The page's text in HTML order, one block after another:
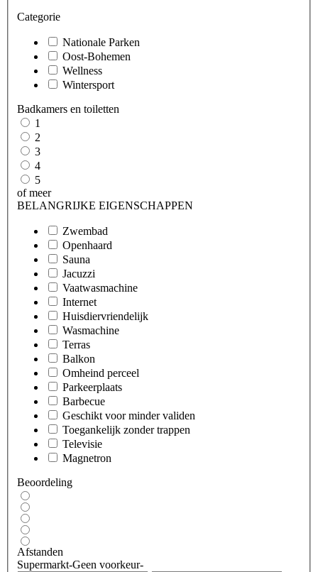
Categorie
Nationale Parken
Oost-Bohemen
Wellness
Wintersport
Badkamers en toiletten
1
2
3
4
5
of meer
BELANGRIJKE EIGENSCHAPPEN
Zwembad
Openhaard
Sauna
Jacuzzi
Vaatwasmachine
Internet
Huisdiervriendelijk
Wasmachine
Terras
Balkon
Omheind perceel
Parkeerplaats
Barbecue
Geschikt voor minder validen
Toegankelijk zonder trappen
Televisie
Magnetron
Beoordeling
Afstanden
Supermarkt-Geen voorkeur-